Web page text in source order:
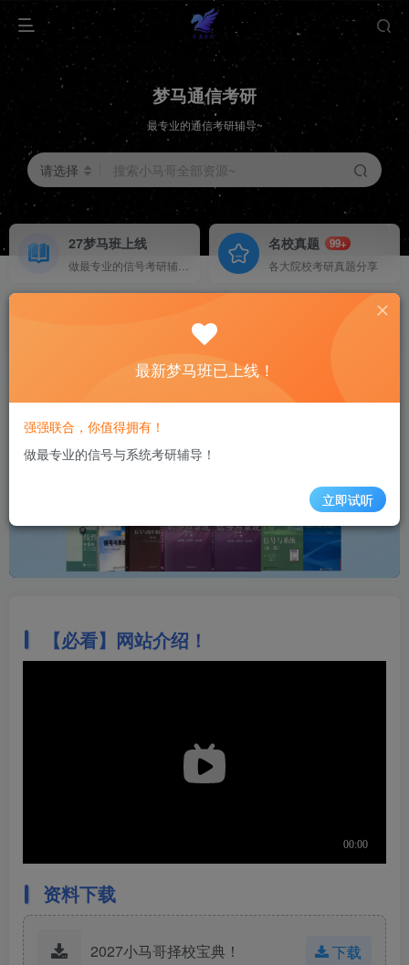
梦马通信考研
最专业的通信考研辅导~
请选择 搜索小马哥全部资源~
27梦马班上线 名校真题
99+
各大院校考研真题分享
关注公粽号：通信考研小马哥
27梦马全程班已上线！
【必看】网站介绍！
资料下载
2027小马哥择校宝典！ 下载
最新梦马班已上线！
强强联合，你值得拥有！
做最专业的信号与系统考研辅导！
立即试听